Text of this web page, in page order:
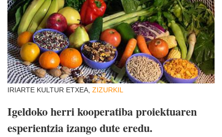
IRIARTE KULTUR ETXEA, ZIZURKIL
Igeldoko herri kooperatiba proiektuaren
esperientzia izango dute eredu.